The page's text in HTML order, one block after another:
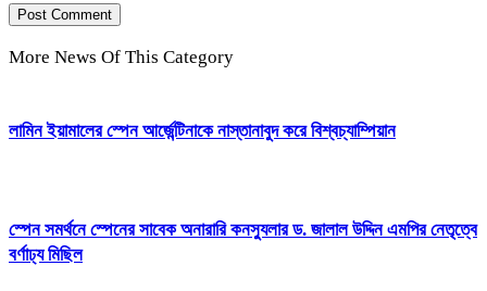
More News Of This Category
লামিন ইয়ামালের স্পেন আর্জেন্টিনাকে নাস্তানাবুদ করে বিশ্বচ্যাম্পিয়ান
স্পেন সমর্থনে স্পেনের সাবেক অনারারি কনস্যুলার ড. জালাল উদ্দিন এমপির নেতৃত্বে
বর্ণাঢ্য মিছিল